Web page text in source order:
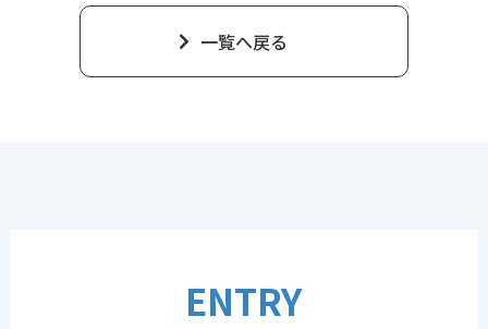
一覧へ戻る
ENTRY